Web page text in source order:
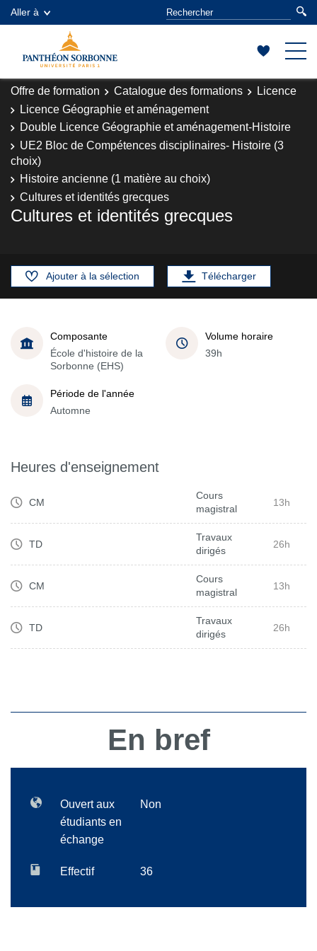
Aller à
Offre de formation Catalogue des formations
Licence
Licence Géographie et aménagement
Double Licence Géographie et aménagement-Histoire
UE2 Bloc de Compétences disciplinaires- Histoire (3
choix)
Histoire ancienne (1 matière au choix)
Cultures et identités grecques
Cultures et identités grecques
Ajouter à la sélection Télécharger
Composante
École d'histoire de la
Sorbonne (EHS)
Volume horaire
39h
Période de l'année
Automne
Heures d'enseignement
CM
Cours
magistral
13h
TD
Travaux
dirigés
26h
CM
Cours
magistral
13h
TD
Travaux
dirigés
26h
En bref
Ouvert aux
étudiants en
échange
Non
Effectif 36